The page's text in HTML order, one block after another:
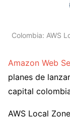
Colombia: AWS
Amazon Web
planes de
capital
AWS Local